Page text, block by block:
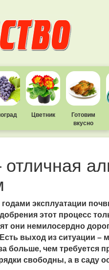
Цветник
Готовим
вкусно
годами эксплуатации
этот процесс
они немилосердно
выход из ситуации –
больше, чем требуется
свободны, а в саду